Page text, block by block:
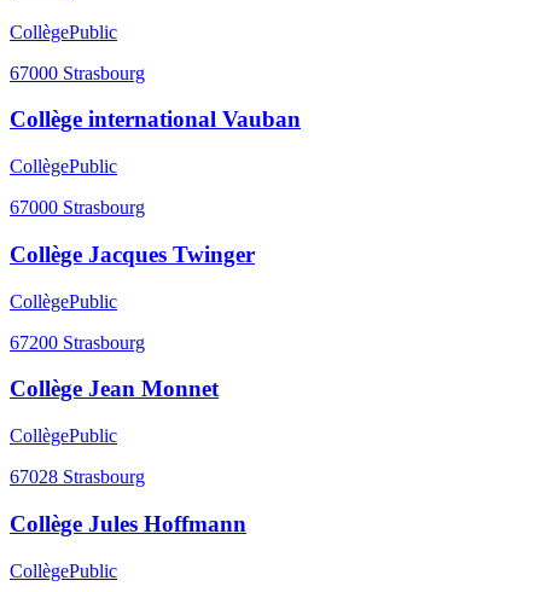
CollègePublic
67000 Strasbourg
Collège international Vauban
CollègePublic
67000 Strasbourg
Collège Jacques Twinger
CollègePublic
67200 Strasbourg
Collège Jean Monnet
CollègePublic
67028 Strasbourg
Collège Jules Hoffmann
CollègePublic